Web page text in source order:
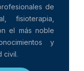
de
fisioterapia,
el más noble
y
civil.